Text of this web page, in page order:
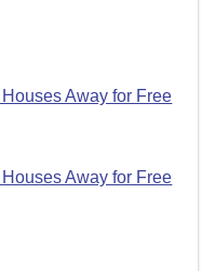
Away for Free
Away for Free